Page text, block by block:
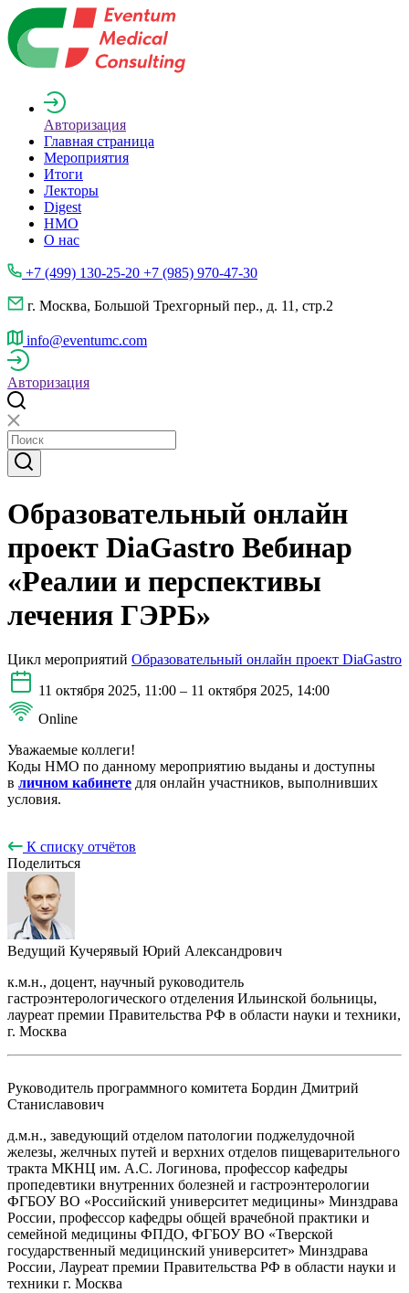
Авторизация
Главная страница
Мероприятия
Итоги
Лекторы
Digest
НМО
О нас
+7 (499) 130-25-20 +7 (985) 970-47-30
г. Москва, Большой Трехгорный пер., д. 11, стр.2
info@eventumc.com
Авторизация
Образовательный онлайн
проект DiaGastro Вебинар
«Реалии и перспективы
лечения ГЭРБ»
Цикл мероприятий Образовательный онлайн проект DiaGastro
11 октября 2025, 11:00 – 11 октября 2025, 14:00
Online
Уважаемые коллеги!
Коды НМО по данному мероприятию выданы и доступны
в личном кабинете для онлайн участников, выполнивших
условия.
К списку отчётов
Поделиться
Ведущий Кучерявый Юрий Александрович
к.м.н., доцент, научный руководитель
гастроэнтерологического отделения Ильинской больницы,
лауреат премии Правительства РФ в области науки и техники,
г. Москва
Руководитель программного комитета Бордин Дмитрий
Станиславович
д.м.н., заведующий отделом патологии поджелудочной
железы, желчных путей и верхних отделов пищеварительного
тракта МКНЦ им. А.С. Логинова, профессор кафедры
пропедевтики внутренних болезней и гастроэнтерологии
ФГБОУ ВО «Российский университет медицины» Минздрава
России, профессор кафедры общей врачебной практики и
семейной медицины ФПДО, ФГБОУ ВО «Тверской
государственный медицинский университет» Минздрава
России, Лауреат премии Правительства РФ в области науки и
техники г. Москва